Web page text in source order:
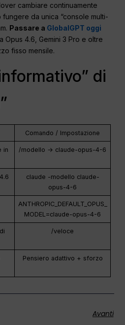
cambiare continuamente
fungere da unica “console multi-
Passare a GlobalGPT oggi
4.6, Gemini 3 Pro e oltre
fisso mensile.
di
Comando / Impostazione
in
/modello → claude-opus-4-6
claude -modello claude-
opus-4-6
ANTHROPIC_DEFAULT_OPUS_
MODEL=claude-opus-4-6
/veloce
Pensiero adattivo + sforzo
Avanti